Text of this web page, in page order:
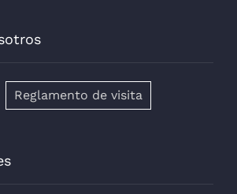
Reglamento de visita